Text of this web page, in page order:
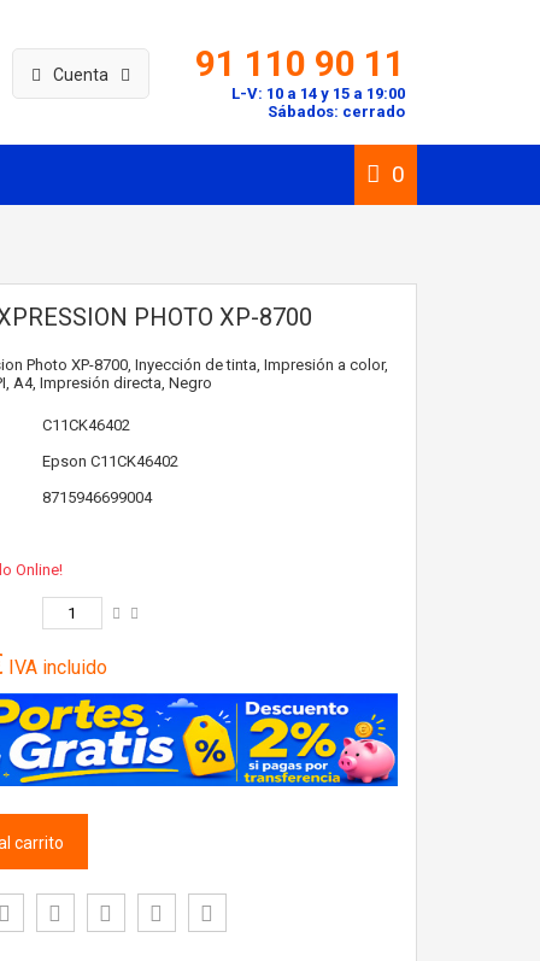
Cuenta 91 110 90 11
L-V: 10 a 14 y 15 a 19:00
Sábados: cerrado
0
PHOTO XP-8700
Photo XP-8700, Inyección de tinta, Impresión a color,
A4, Impresión directa, Negro
C11CK46402
Epson C11CK46402
8715946699004
Online!
IVA incluido
carrito